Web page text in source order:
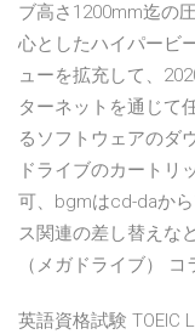
ブ高さ1200mm迄の
心としたハイパービ
ューを拡充して、
ターネットを通じて
るソフトウェアのダ
ドライブのカートリ
可、bgmはcd-daか
ス関連の差し替えな
（メガドライブ）
英語資格試験 TOEIC